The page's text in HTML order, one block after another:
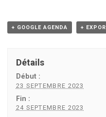
+ GOOGLE AGENDA +
Détails
Début :
23 SEPTEMBRE 2023
Fin :
24 SEPTEMBRE 2023